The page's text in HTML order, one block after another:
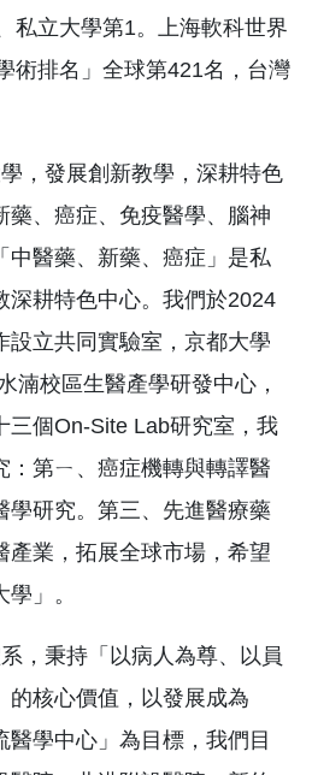
私立大學第1。上海軟科世界
術排名」全球第421名，台灣
，發展創新教學，深耕特色
藥、癌症、免疫醫學、腦神
中醫藥、新藥、癌症」是私
深耕特色中心。我們於2024
設立共同實驗室，京都大學
湳校區生醫產學研發中心，
三個On-Site Lab研究室，我
：第ㄧ、癌症機轉與轉譯醫
學研究。第三、先進醫療藥
產業，拓展全球市場，希望
」。
，秉持「以病人為尊、以員
的核心價值，以發展成為
醫學中心」為目標，我們目